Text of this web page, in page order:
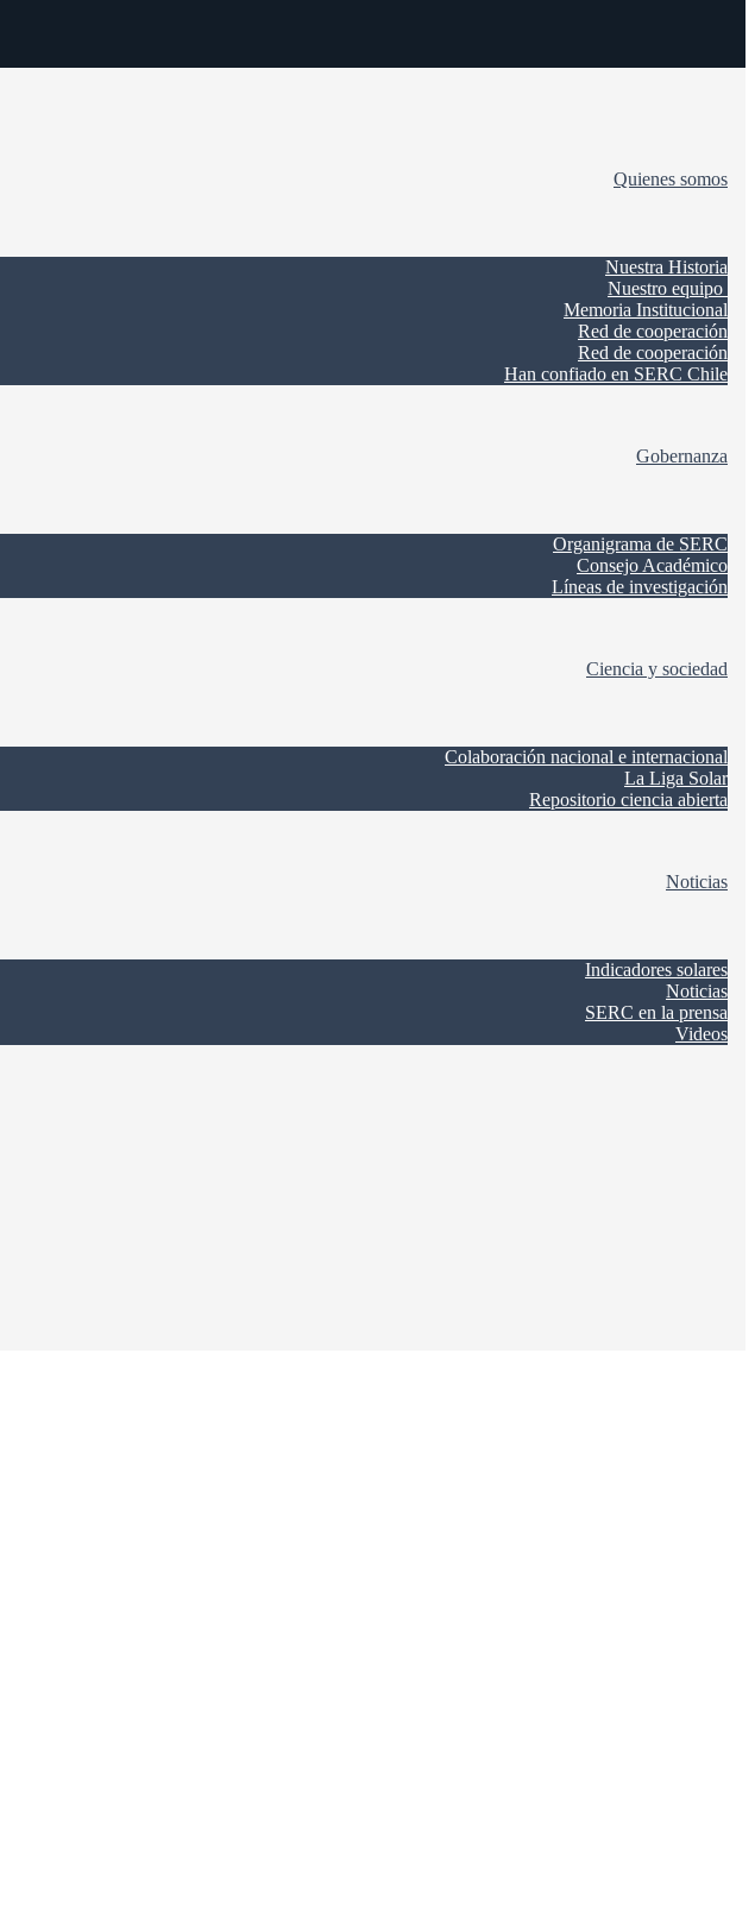
Quienes somos
Nuestra Historia
Nuestro equipo
Memoria Institucional
Red de cooperación
Red de cooperación
Han confiado en SERC Chile
Gobernanza
Organigrama de SERC
Consejo Académico
Líneas de investigación
Ciencia y sociedad
Colaboración nacional e internacional
La Liga Solar
Repositorio ciencia abierta
Noticias
Indicadores solares
Noticias
SERC en la prensa
Videos